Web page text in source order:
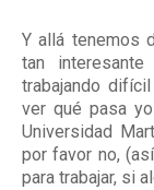
Y allá tenemos
tan
trabajando
ver qué pasa
Universidad
por favor no,
para trabajar, si